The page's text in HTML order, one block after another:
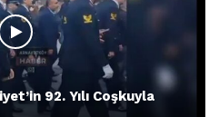
92. Yılı Coşkuyla